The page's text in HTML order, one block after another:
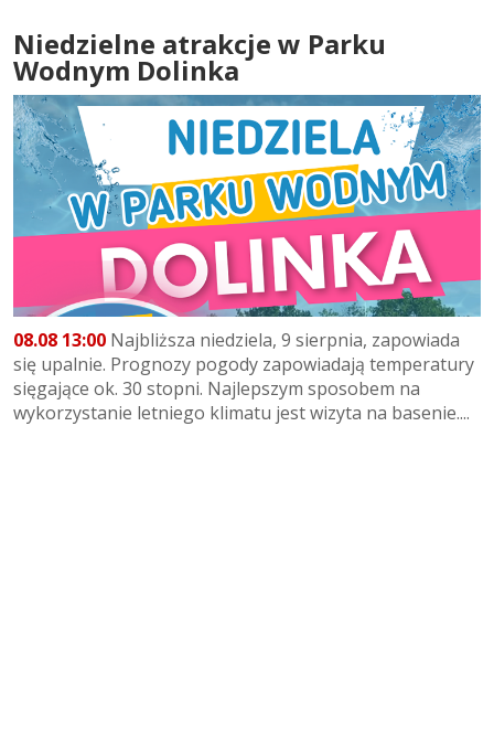
Niedzielne atrakcje w Parku
Wodnym Dolinka
08.08 13:00 Najbliższa niedziela, 9 sierpnia, zapowiada
się upalnie. Prognozy pogody zapowiadają temperatury
sięgające ok. 30 stopni. Najlepszym sposobem na
wykorzystanie letniego klimatu jest wizyta na basenie....